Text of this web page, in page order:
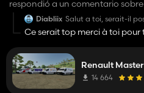
respondió a un comentario
Diabliix Salut a toi, serait-il
crochet d'attelage
charger dans le
Ce serait top merci à toi pour
14 664